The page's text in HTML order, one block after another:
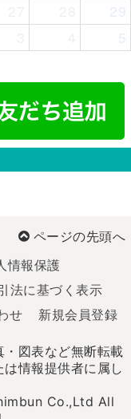
29
5
ページの先頭へ
情報保護
法に基づく表示
せ 新規会員登録
図表など無断転載
情報提供者に属し
Co.,Ltd All